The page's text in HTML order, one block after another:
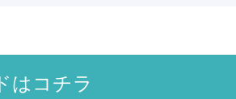
はコチラ